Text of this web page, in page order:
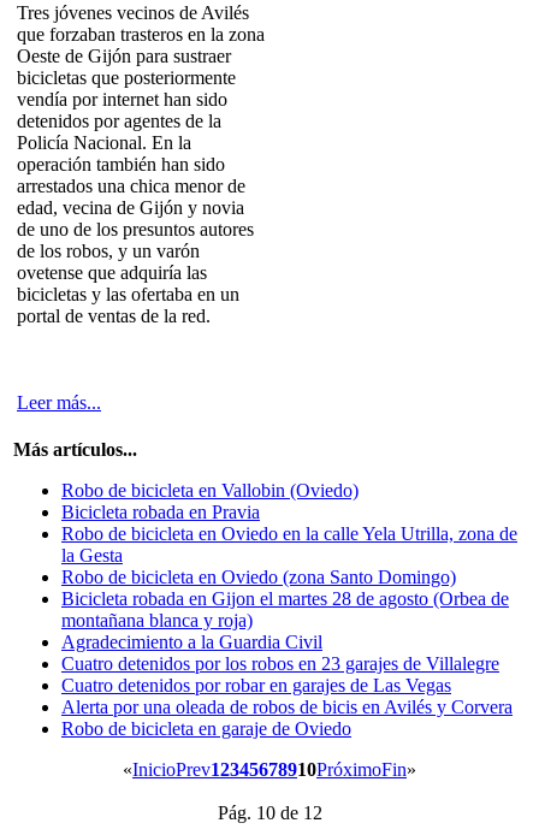
Tres jóvenes vecinos de Avilés
que forzaban trasteros en la zona
Oeste de Gijón para sustraer
bicicletas que posteriormente
vendía por internet han sido
detenidos por agentes de la
Policía Nacional. En la
operación también han sido
arrestados una chica menor de
edad, vecina de Gijón y novia
de uno de los presuntos autores
de los robos, y un varón
ovetense que adquiría las
bicicletas y las ofertaba en un
portal de ventas de la red.
Leer más...
Más artículos...
Robo de bicicleta en Vallobin (Oviedo)
Bicicleta robada en Pravia
Robo de bicicleta en Oviedo en la calle Yela Utrilla, zona de
la Gesta
Robo de bicicleta en Oviedo (zona Santo Domingo)
Bicicleta robada en Gijon el martes 28 de agosto (Orbea de
montañana blanca y roja)
Agradecimiento a la Guardia Civil
Cuatro detenidos por los robos en 23 garajes de Villalegre
Cuatro detenidos por robar en garajes de Las Vegas
Alerta por una oleada de robos de bicis en Avilés y Corvera
Robo de bicicleta en garaje de Oviedo
«InicioPrev12345678910PróximoFin»
Pág. 10 de 12